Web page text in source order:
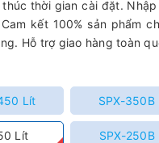
thời gian cài đặt. Nhập
kết 100% sản phẩm
Hỗ trợ giao hàng toàn
Lít
SPX-
Lít SPX-